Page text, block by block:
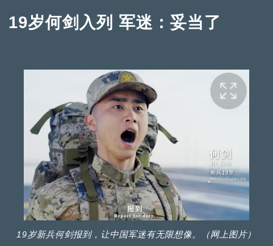
19岁何剑入列 军迷：妥当了
19岁新兵何剑报到，让中国军迷有无限想像。（网上图片）